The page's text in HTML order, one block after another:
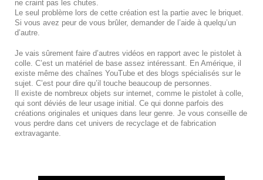
ne craint pas les chutes.
Le seul problème lors de cette création est la partie avec le briquet.
Si vous avez peur de vous brûler, demander de l’aide à quelqu’un
d’autre.
Je vais sûrement faire d’autres vidéos en rapport avec le pistolet à
colle. C’est un matériel de base assez intéressant. En Amérique, il
existe même des chaînes YouTube et des blogs spécialisés sur le
sujet. C’est pour dire qu’il touche beaucoup de personnes.
Il existe de nombreux objets sur internet, comme le pistolet à colle,
qui sont déviés de leur usage initial. Ce qui donne parfois des
créations originales et uniques dans leur genre. Je vous conseille de
vous perdre dans cet univers de recyclage et de fabrication
extravagante.